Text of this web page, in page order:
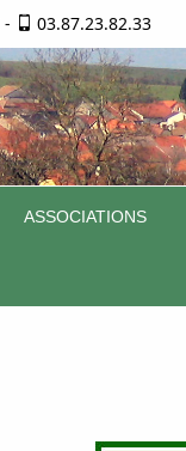
- 03.87.23.82.33
ASSOCIATIONS